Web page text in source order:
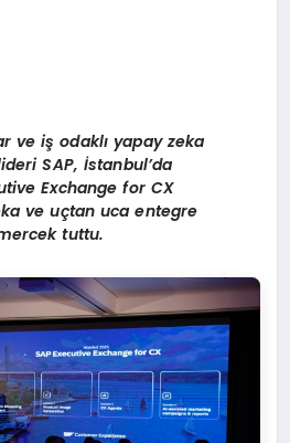
ve iş odaklı yapay zeka
SAP, İstanbul’da
Exchange for CX
ve uçtan uca entegre
tuttu.